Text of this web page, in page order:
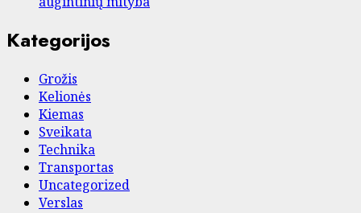
Kategorijos
Grožis
Kelionės
Kiemas
Sveikata
Technika
Transportas
Uncategorized
Verslas